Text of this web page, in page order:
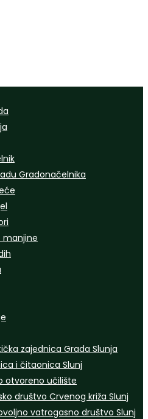
Gradonačelnika
manjine
zajednica Grada Slunja
i čitaonica Slunj
otvoreno učilište
društvo Crvenog križa Slunj
vatrogasno društvo Slunj